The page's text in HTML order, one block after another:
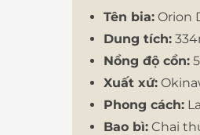
Tên bia: Orion
Dung tích:
Nồng độ cồn:
Xuất xứ:
Phong cách:
Bao bì: Chai